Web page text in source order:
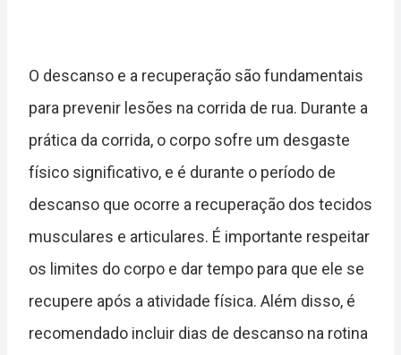
O descanso e a recuperação são fundamentais
para prevenir lesões na corrida de rua. Durante a
prática da corrida, o corpo sofre um desgaste
físico significativo, e é durante o período de
descanso que ocorre a recuperação dos tecidos
musculares e articulares. É importante respeitar
os limites do corpo e dar tempo para que ele se
recupere após a atividade física. Além disso, é
recomendado incluir dias de descanso na rotina